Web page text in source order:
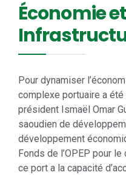
Économie et
Pour dynamiser
complexe portuaire a
président Ismaël Omar
saoudien de
développement
Fonds de l’OPEP pour
ce port a la capacité